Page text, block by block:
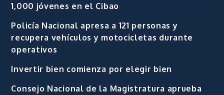
1,000 jóvenes en el Cibao
Policía Nacional apresa a 121 personas y
recupera vehículos y motocicletas durante
operativos
Invertir bien comienza por elegir bien
Consejo Nacional de la Magistratura aprueba